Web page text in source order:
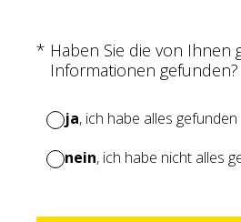
* Haben Sie die von Ihnen
Informationen gefunden?
(Erforderlich.)
ja, ich habe alles gefunden
nein, ich habe nicht alles